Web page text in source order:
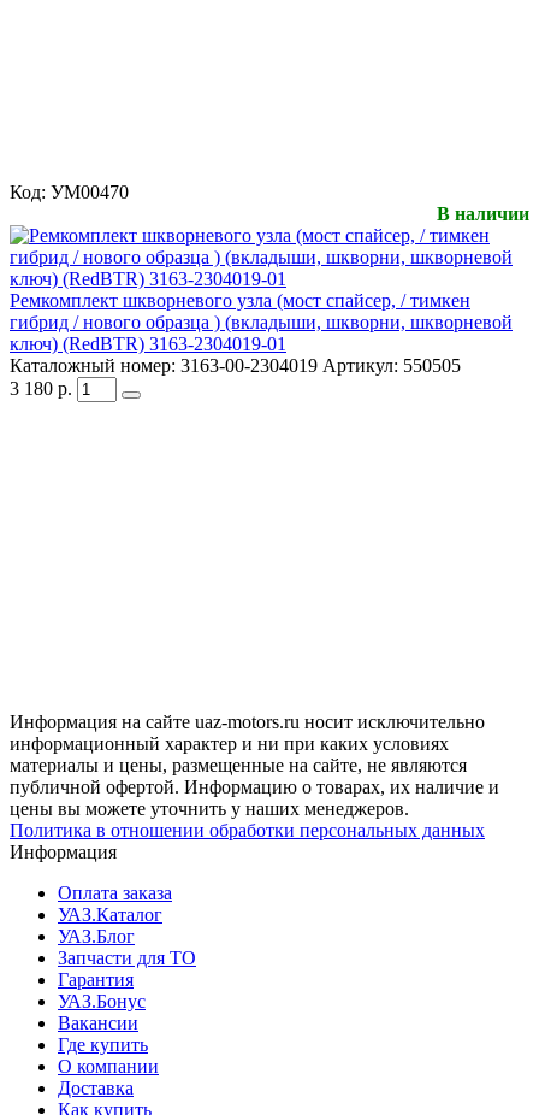
Код: УМ00470
В наличии
Ремкомплект шкворневого узла (мост спайсер, / тимкен
гибрид / нового образца ) (вкладыши, шкворни, шкворневой
ключ) (RedBTR) 3163-2304019-01
Каталожный номер: 3163-00-2304019 Артикул: 550505
3 180 р.
Информация на сайте uaz-motors.ru носит исключительно
информационный характер и ни при каких условиях
материалы и цены, размещенные на сайте, не являются
публичной офертой. Информацию о товарах, их наличие и
цены вы можете уточнить у наших менеджеров.
Политика в отношении обработки персональных данных
Информация
Оплата заказа
УАЗ.Каталог
УАЗ.Блог
Запчасти для ТО
Гарантия
УАЗ.Бонус
Вакансии
Где купить
О компании
Доставка
Как купить